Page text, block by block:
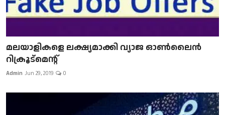
മലയാളികളെ ലക്ഷ്യമാക്കി വ്യാജ ഓൺലൈൻ
റിക്രൂട്മെന്റ്
Admin Jun 29, 2019 0